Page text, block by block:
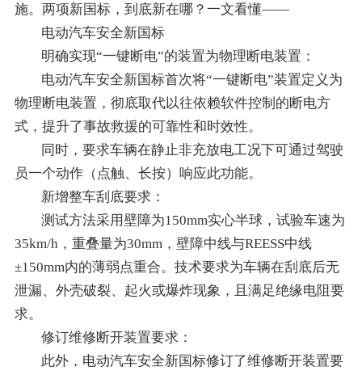
施。两项新国标，到底新在哪？一文看懂——
电动汽车安全新国标
明确实现“一键断电”的装置为物理断电装置：
电动汽车安全新国标首次将“一键断电”装置定义为
物理断电装置，彻底取代以往依赖软件控制的断电方
式，提升了事故救援的可靠性和时效性。
同时，要求车辆在静止非充放电工况下可通过驾驶
员一个动作（点触、长按）响应此功能。
新增整车刮底要求：
测试方法采用壁障为150mm实心半球，试验车速为
35km/h，重叠量为30mm，壁障中线与REESS中线
±150mm内的薄弱点重合。技术要求为车辆在刮底后无
泄漏、外壳破裂、起火或爆炸现象，且满足绝缘电阻要
求。
修订维修断开装置要求：
此外，电动汽车安全新国标修订了维修断开装置要